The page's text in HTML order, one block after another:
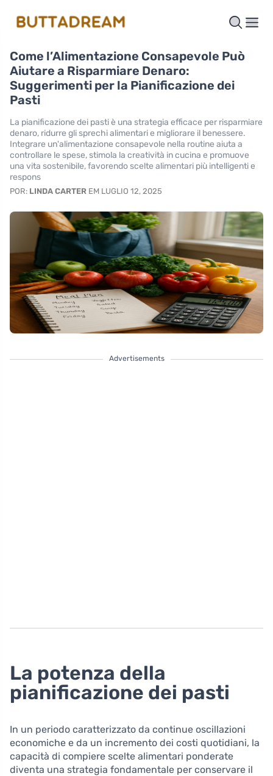
Come l’Alimentazione Consapevole Può
Aiutare a Risparmiare Denaro:
Suggerimenti per la Pianificazione dei
Pasti
La pianificazione dei pasti è una strategia efficace per risparmiare
denaro, ridurre gli sprechi alimentari e migliorare il benessere.
Integrare un'alimentazione consapevole nella routine aiuta a
controllare le spese, stimola la creatività in cucina e promuove
una vita sostenibile, favorendo scelte alimentari più intelligenti e
respons
POR: LINDA CARTER EM LUGLIO 12, 2025
Advertisements
La potenza della
pianificazione dei pasti
In un periodo caratterizzato da continue oscillazioni
economiche e da un incremento dei costi quotidiani, la
capacità di compiere scelte alimentari ponderate
diventa una strategia fondamentale per conservare il